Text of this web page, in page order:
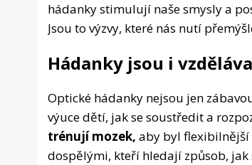
hádanky stimulují naše smysly a
Jsou to výzvy, které nás nutí
Hádanky jsou i
Optické hádanky nejsou jen
výuce dětí, jak se soustředit a
trénují mozek, aby byl flexibilnější
dospělými, kteří hledají způsob, jak